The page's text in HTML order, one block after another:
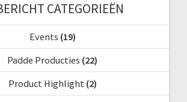
CATEGORIEËN
Events (19)
Padde Producties (22)
Product Highlight(2)